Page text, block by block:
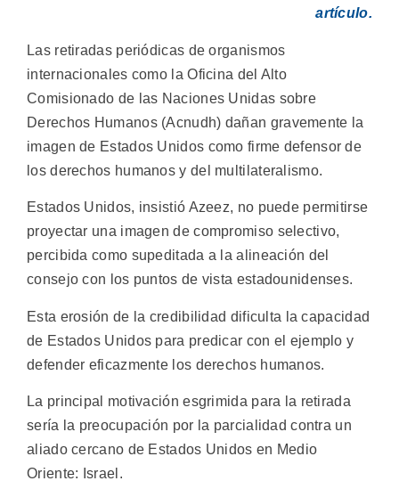
artículo.
Las retiradas periódicas de organismos
internacionales como la Oficina del Alto
Comisionado de las Naciones Unidas sobre
Derechos Humanos (Acnudh) dañan gravemente la
imagen de Estados Unidos como firme defensor de
los derechos humanos y del multilateralismo.
Estados Unidos, insistió Azeez, no puede permitirse
proyectar una imagen de compromiso selectivo,
percibida como supeditada a la alineación del
consejo con los puntos de vista estadounidenses.
Esta erosión de la credibilidad dificulta la capacidad
de Estados Unidos para predicar con el ejemplo y
defender eficazmente los derechos humanos.
La principal motivación esgrimida para la retirada
sería la preocupación por la parcialidad contra un
aliado cercano de Estados Unidos en Medio
Oriente: Israel.